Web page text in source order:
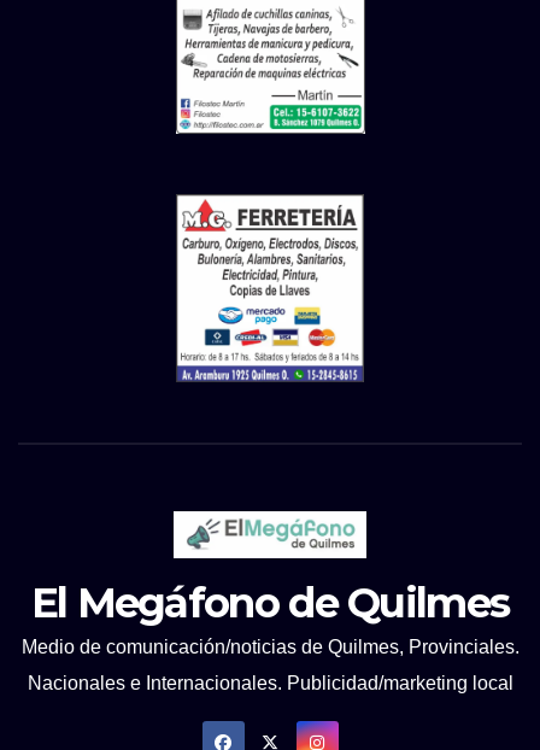
El Megáfono de Quilmes
Medio de comunicación/noticias de Quilmes, Provinciales.
Nacionales e Internacionales. Publicidad/marketing local